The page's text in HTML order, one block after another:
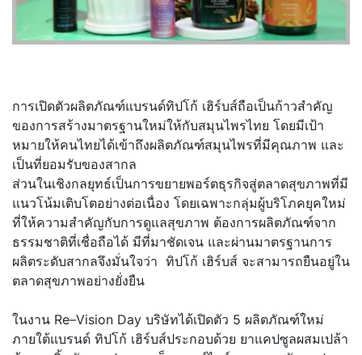
การเปิดตัวผลิตภัณฑ์แบรนด์ทิปโก้ เฮิร์บส์ถือเป็นก้าวสำคัญ
ของการสร้างมาตรฐานใหม่ให้กับสมุนไพรไทย โดยมีเป้า
หมายให้คนไทยได้เข้าถึงผลิตภัณฑ์สมุนไพรที่มีคุณภาพ และ
เป็นที่ยอมรับของสากล
ส่วนในเชิงกลยุทธ์เป็นการขยายพอร์ตธุรกิจสู่ตลาดสุขภาพที่มี
แนวโน้มเติบโตอย่างต่อเนื่อง โดยเฉพาะกลุ่มผู้บริโภคยุคใหม่
ที่ให้ความสำคัญกับการดูแลสุขภาพ ต้องการผลิตภัณฑ์จาก
ธรรมชาติที่เชื่อถือได้ มีที่มาชัดเจน และผ่านมาตรฐานการ
ผลิตระดับสากลจึงมั่นใจว่า ทิปโก้ เฮิร์บส์ จะสามารถยืนอยู่ใน
ตลาดสุขภาพอย่างยั่งยืน
ในงาน Re–Vision Day บริษัทได้เปิดตัว 5 ผลิตภัณฑ์ใหม่
ภายใต้แบรนด์ ทิปโก้ เฮิร์บส์ประกอบด้วย ยาแคปซูลผสมเปล้า